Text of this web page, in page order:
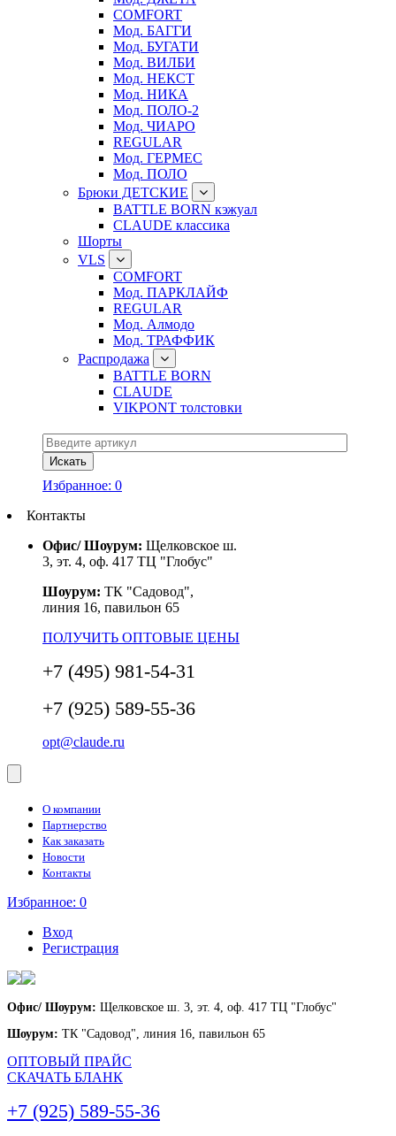
COMFORT
Мод. БАГГИ
Мод. БУГАТИ
Мод. ВИЛБИ
Мод. НЕКСТ
Мод. НИКА
Мод. ПОЛО-2
Мод. ЧИАРО
REGULAR
Мод. ГЕРМЕС
Мод. ПОЛО
Брюки ДЕТСКИЕ
BATTLE BORN кэжуал
CLAUDE классика
Шорты
VLS
COMFORT
Мод. ПАРКЛАЙФ
REGULAR
Мод. Алмодо
Мод. ТРАФФИК
Распродажа
BATTLE BORN
CLAUDE
VIKPONT толстовки
Избранное: 0
Контакты
Офис/ Шоурум: Щелковское ш.
3, эт. 4, оф. 417 ТЦ "Глобус"
Шоурум: ТК "Садовод",
линия 16, павильон 65
ПОЛУЧИТЬ ОПТОВЫЕ ЦЕНЫ
+7 (495) 981-54-31
+7 (925) 589-55-36
opt@claude.ru
О компании
Партнерство
Как заказать
Новости
Контакты
Избранное: 0
Вход
Регистрация
Офис/ Шоурум: Щелковское ш. 3, эт. 4, оф. 417 ТЦ "Глобус"
Шоурум: ТК "Садовод", линия 16, павильон 65
ОПТОВЫЙ ПРАЙС
СКАЧАТЬ БЛАНК
+7 (925) 589-55-36